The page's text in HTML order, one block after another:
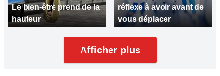
Le bien-être prend de la
hauteur
réflexe à avoir avant de
vous déplacer
Afficher plus